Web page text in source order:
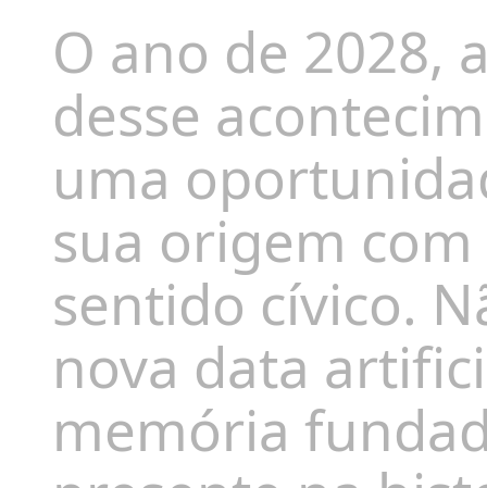
O ano de 2028,
desse
uma
sua origem
sentido cívico.
nova data
memória